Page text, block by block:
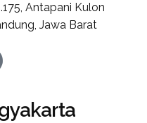
Antapani Kulon
Jawa Barat